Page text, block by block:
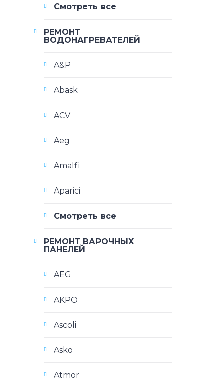
Смотреть все
РЕМОНТ
ВОДОНАГРЕВАТЕЛЕЙ
A&P
Abask
ACV
Aeg
Amalfi
Aparici
Смотреть все
РЕМОНТ ВАРОЧНЫХ
ПАНЕЛЕЙ
AEG
AKPO
Ascoli
Asko
Atmor